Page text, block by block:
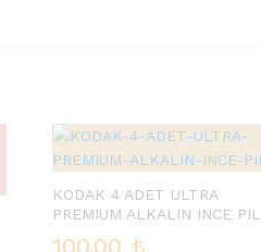
KODAK 4 ADET ULTRA
PREMIUM ALKALIN INCE PIL
100.00 ₺